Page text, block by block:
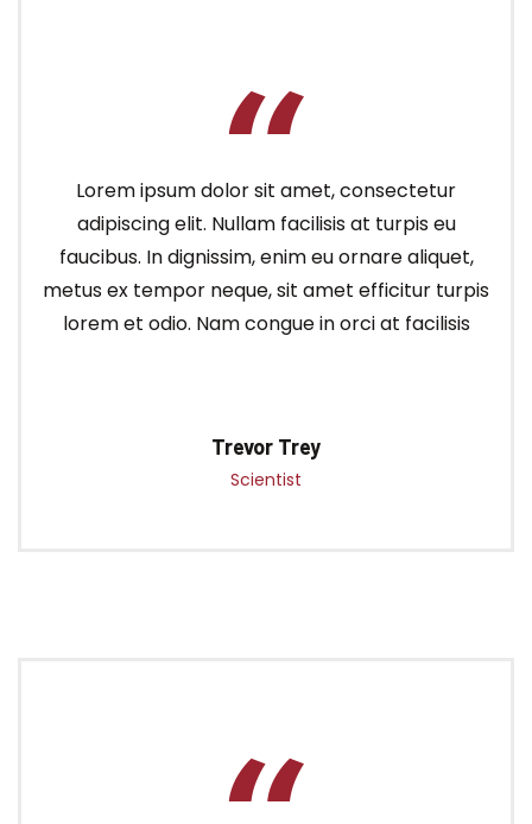
Lorem ipsum dolor sit amet, consectetur
adipiscing elit. Nullam facilisis at turpis eu
faucibus. In dignissim, enim eu ornare aliquet,
metus ex tempor neque, sit amet efficitur turpis
lorem et odio. Nam congue in orci at facilisis
Trevor Trey
Scientist